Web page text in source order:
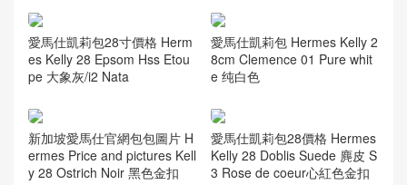
愛馬仕凱莉包28寸價格 Herm
es Kelly 28 Epsom Hss Etou
pe 大象灰/i2 Nata
愛馬仕凱莉包 Hermes Kelly 2
8cm Clemence 01 Pure whit
e 纯白色
新加坡愛馬仕官網包包圖片 H
ermes Price and pictures Kell
y 28 Ostrich Noir 黑色金扣
愛馬仕凱莉包28價格 Hermes
Kelly 28 Doblis Suede 麂皮 S
3 Rose de coeur心紅色金扣